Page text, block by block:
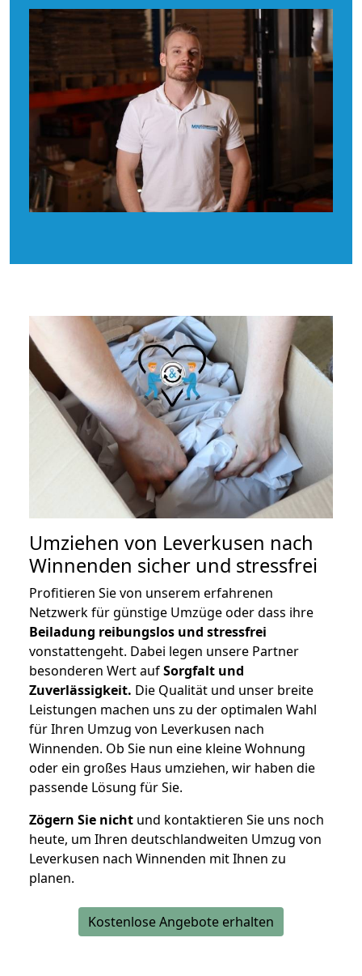
Umziehen von Leverkusen nach
Winnenden sicher und stressfrei
Profitieren Sie von unserem erfahrenen
Netzwerk für günstige Umzüge oder dass ihre
Beiladung reibungslos und stressfrei
vonstattengeht. Dabei legen unsere Partner
besonderen Wert aufSorgfalt und
Zuverlässigkeit. Die Qualität und unser breite
Leistungen machen uns zu der optimalen Wahl
für Ihren Umzug von Leverkusen nach
Winnenden. Ob Sie nun eine kleine Wohnung
oder ein großes Haus umziehen, wir haben die
passende Lösung für Sie.
Zögern Sie nicht und kontaktieren Sie uns noch
heute, um Ihren deutschlandweiten Umzug von
Leverkusen nach Winnenden mit Ihnen zu
planen.
Kostenlose Angebote erhalten